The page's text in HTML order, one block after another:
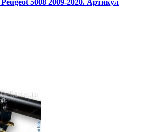
5008 2009-2020. Артикул